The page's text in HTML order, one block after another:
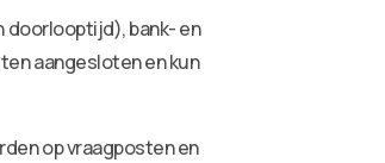
doorlooptijd), bank- en
aangesloten en kun
op vraagposten en